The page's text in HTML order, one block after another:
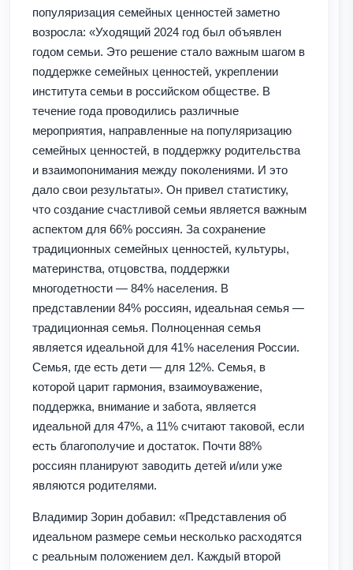
популяризация семейных ценностей заметно
возросла: «Уходящий 2024 год был объявлен
годом семьи. Это решение стало важным шагом в
поддержке семейных ценностей, укреплении
института семьи в российском обществе. В
течение года проводились различные
мероприятия, направленные на популяризацию
семейных ценностей, в поддержку родительства
и взаимопонимания между поколениями. И это
дало свои результаты». Он привел статистику,
что создание счастливой семьи является важным
аспектом для 66% россиян. За сохранение
традиционных семейных ценностей, культуры,
материнства, отцовства, поддержки
многодетности — 84% населения. В
представлении 84% россиян, идеальная семья —
традиционная семья. Полноценная семья
является идеальной для 41% населения России.
Семья, где есть дети — для 12%. Семья, в
которой царит гармония, взаимоуважение,
поддержка, внимание и забота, является
идеальной для 47%, а 11% считают таковой, если
есть благополучие и достаток. Почти 88%
россиян планируют заводить детей и/или уже
являются родителями.
Владимир Зорин добавил: «Представления об
идеальном размере семьи несколько расходятся
с реальным положением дел. Каждый второй